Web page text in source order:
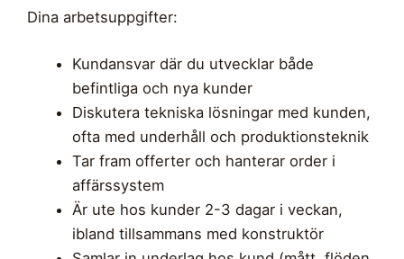
Dina arbetsuppgifter:
Kundansvar där du utvecklar både
befintliga och nya kunder
Diskutera tekniska lösningar med kunden,
ofta med underhåll och produktionsteknik
Tar fram offerter och hanterar order i
affärssystem
Är ute hos kunder 2-3 dagar i veckan,
ibland tillsammans med konstruktör